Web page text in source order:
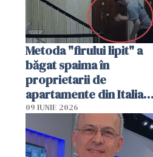
Metoda "firului lipit" a
băgat spaima în
proprietarii de
apartamente din Italia.
Poliția, sesizată
09 IUNIE 2026